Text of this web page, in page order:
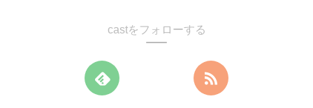
castをフォローする